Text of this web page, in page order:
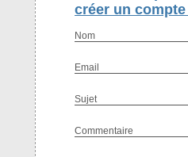
créer un
Nom
Email
Sujet
Commentaire